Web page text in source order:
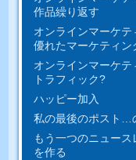
作品繰り返す
オンラインマーケ
優れたマーケティン
オンラインマーケ
トラフィック?
ハッピー加入
私の最後のポスト…
もう一つのニュー
を作る